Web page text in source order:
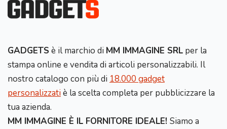
GADGETS è il marchio di MM IMMAGINE SRL per la
stampa online e vendita di articoli personalizzabili. Il
nostro catalogo con più di 18.000 gadget
personalizzatiè la scelta completa per pubblicizzare la
tua azienda.
MM IMMAGINE È IL FORNITORE IDEALE! Siamo a